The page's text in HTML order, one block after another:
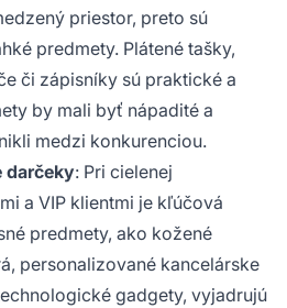
priestor, preto sú
predmety. Plátené tašky,
či zápisníky sú praktické a
by mali byť nápadité a
medzi konkurenciou.
darčeky: Pri cielenej
a VIP klientmi je kľúčová
predmety, ako kožené
personalizované kancelárske
gadgety, vyjadrujú